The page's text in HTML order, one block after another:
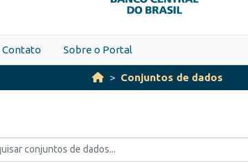
CONTEÚDO
Contato Sobre o Portal
Conjuntos de dados